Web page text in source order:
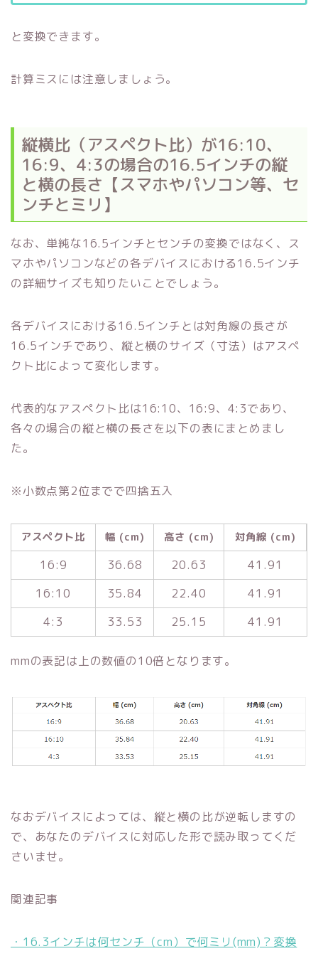
と変換できます。
計算ミスには注意しましょう。
縦横比（アスペクト比）が16:10、
16:9、4:3の場合の16.5インチの縦
と横の長さ【スマホやパソコン等、セ
ンチとミリ】
なお、単純な16.5インチとセンチの変換ではなく、ス
マホやパソコンなどの各デバイスにおける16.5インチ
の詳細サイズも知りたいことでしょう。
各デバイスにおける16.5インチとは対角線の長さが
16.5インチであり、縦と横のサイズ（寸法）はアスペ
クト比によって変化します。
代表的なアスペクト比は16:10、16:9、4:3であり、
各々の場合の縦と横の長さを以下の表にまとめまし
た。
※小数点第2位までで四捨五入
アスペクト比 幅 (cm) 高さ (cm) 対角線 (cm)
16:9 36.68 20.63
41.91
16:10
35.84 22.40
41.91
4:3
33.53 25.15 41.91
mmの表記は上の数値の10倍となります。
なおデバイスによっては、縦と横の比が逆転しますの
で、あなたのデバイスに対応した形で読み取ってくだ
さいませ。
関連記事
・16.3インチは何センチ（cm）で何ミリ(mm)？変換